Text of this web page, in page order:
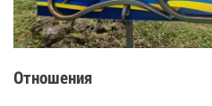
Отношения